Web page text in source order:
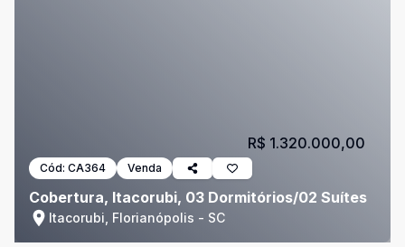
Cód: CA364 Venda
Cobertura, Itacorubi, 03 Dormitórios/02 Suítes
Itacorubi, Florianópolis - SC
R$ 1.320.000,00